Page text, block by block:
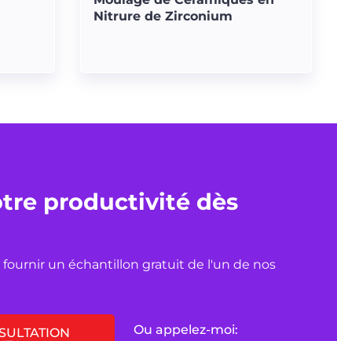
Nitrure de Zirconium
productivité dès
fournir un échantillon gratuit de l'un de nos
Ou appelez-moi: